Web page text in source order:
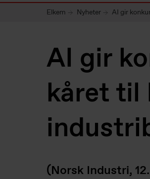
Elkem Nyheter AI gir
AI gir
kåret til
(Norsk Industri,